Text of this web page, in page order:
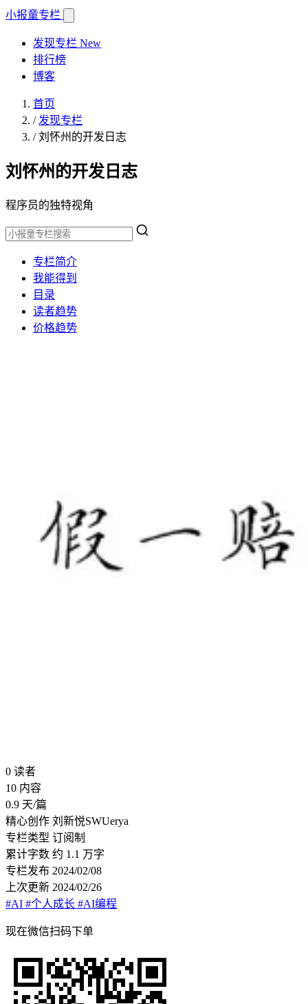
小报童专栏
发现专栏 New
排行榜
博客
首页
/ 发现专栏
/刘怀州的开发日志
刘怀州的开发日志
程序员的独特视角
专栏简介
我能得到
目录
读者趋势
价格趋势
0 读者
10 内容
0.9 天/篇
精心创作 刘新悦SWUerya
专栏类型 订阅制
累计字数 约 1.1 万字
专栏发布 2024/02/08
上次更新 2024/02/26
#AI #个人成长 #AI编程
现在微信扫码下单